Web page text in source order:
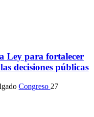
Ley para fortalecer
decisiones públicas
Congreso 27